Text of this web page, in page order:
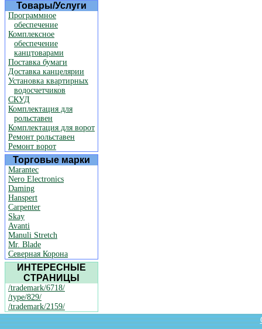
Товары/Услуги
Программное
обеспечение
Комплексное
обеспечение
канцтоварами
Поставка бумаги
Доставка канцелярии
Установка квартирных
водосчетчиков
СКУД
Комплектация для
рольставен
Комплектация для ворот
Ремонт рольставен
Ремонт ворот
Торговые марки
Marantec
Nero Electronics
Daming
Hanspert
Carpenter
Skay
Avanti
Manuli Stretch
Mr. Blade
Северная Корона
ИНТЕРЕСНЫЕ
СТРАНИЦЫ
/trademark/6718/
/type/829/
/trademark/2159/